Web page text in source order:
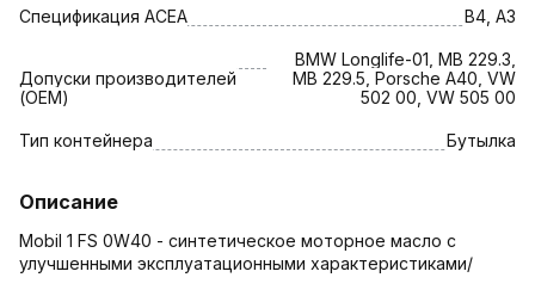
Спецификация АСЕА B4, A3
Допуски производителей
(OEM)
BMW Longlife-01, MB 229.3,
MB 229.5, Porsche A40, VW
502 00, VW 505 00
Тип контейнера Бутылка
Описание
Mobil 1 FS 0W40 - синтетическое моторное масло с
улучшенными эксплуатационными характеристиками/